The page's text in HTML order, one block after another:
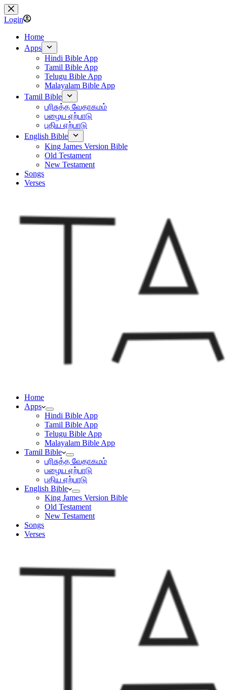
Skip
to
content
Login
Home
Apps
Hindi Bible App
Tamil Bible App
Telugu Bible App
Malayalam Bible App
Tamil Bible
பரிசுத்த வேதாகமம்
பழைய ஏற்பாடு
புதிய ஏற்பாடு
English Bible
King James Version Bible
Old Testament
New Testament
Songs
Verses
Home
Apps
Hindi Bible App
Tamil Bible App
Telugu Bible App
Malayalam Bible App
Tamil Bible
பரிசுத்த வேதாகமம்
பழைய ஏற்பாடு
புதிய ஏற்பாடு
English Bible
King James Version Bible
Old Testament
New Testament
Songs
Verses